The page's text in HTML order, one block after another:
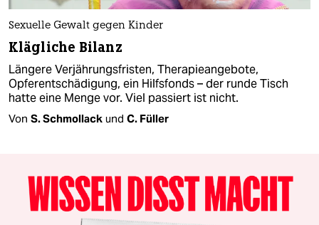
Sexuelle Gewalt gegen Kinder
Klägliche Bilanz
Längere Verjährungsfristen, Therapieangebote,
Opferentschädigung, ein Hilfsfonds – der runde Tisch
hatte eine Menge vor. Viel passiert ist nicht.
Von S. Schmollack und C. Füller